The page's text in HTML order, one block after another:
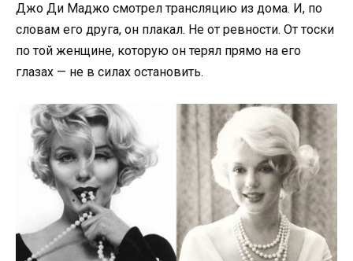
Джо Ди Маджо смотрел трансляцию из дома. И, по
словам его друга, он плакал. Не от ревности. От тоски
по той женщине, которую он терял прямо на его
глазах — не в силах остановить.